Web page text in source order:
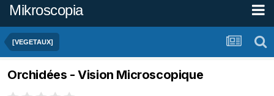
Mikroscopia
[VEGETAUX]
Orchidées - Vision Microscopique